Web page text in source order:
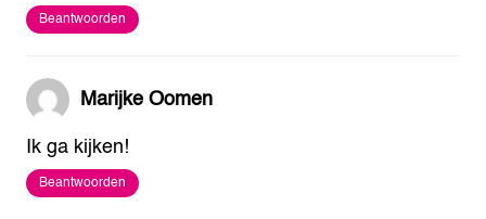
Beantwoorden
Marijke Oomen
Ik ga kijken!
Beantwoorden